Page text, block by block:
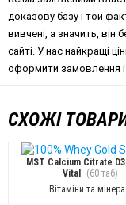
доказову базу і той
вивчені, а значить,
сайті. У нас найкращі
оформити замовлення і
СХОЖІ
MST Calcium Citrate D3
Vital
(60 таб)
Вітаміни та